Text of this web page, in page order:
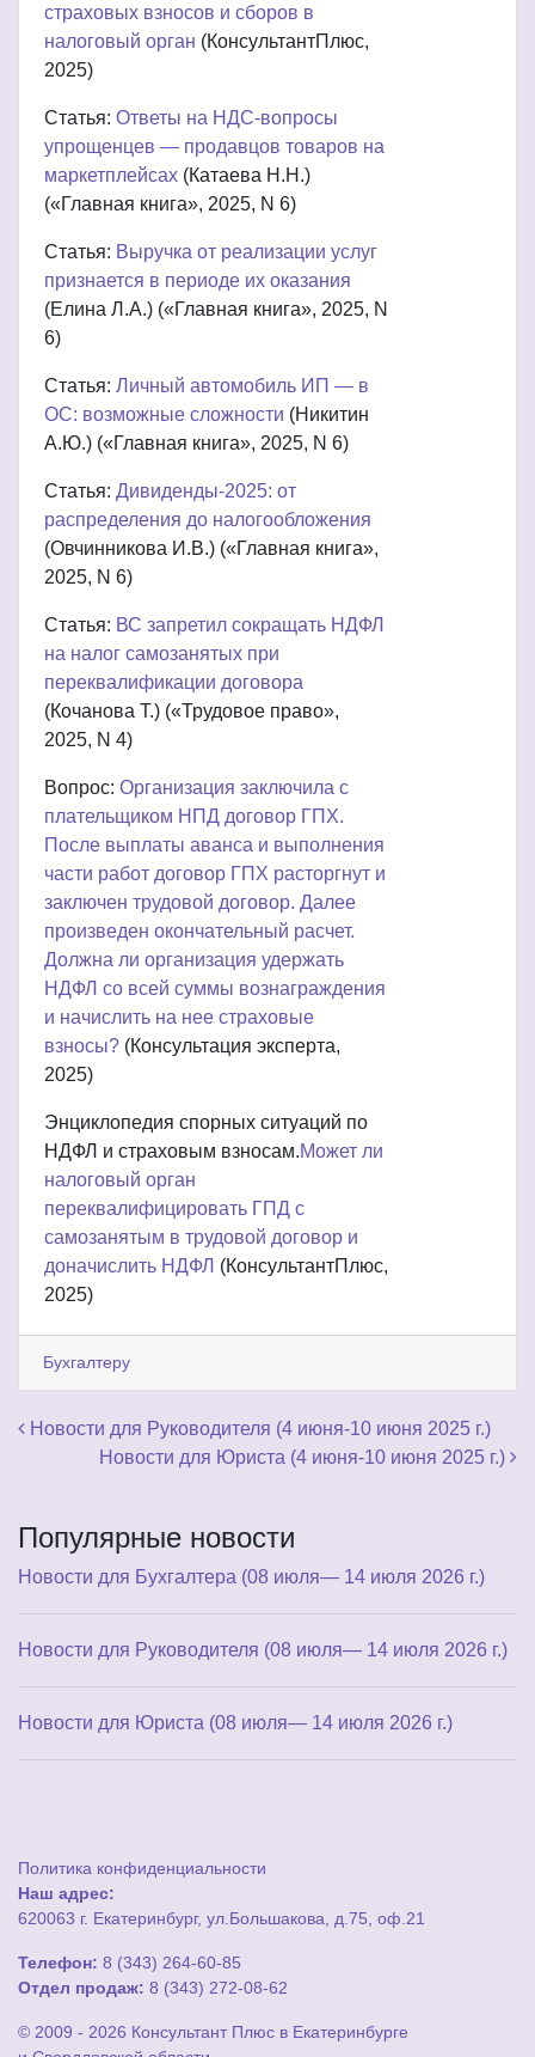
страховых взносов и сборов в
налоговый орган (КонсультантПлюс,
2025)
Статья: Ответы на НДС-вопросы
упрощенцев — продавцов товаров на
маркетплейсах (Катаева Н.Н.)
(«Главная книга», 2025, N 6)
Статья: Выручка от реализации услуг
признается в периоде их оказания
(Елина Л.А.) («Главная книга», 2025, N
6)
Статья: Личный автомобиль ИП — в
ОС: возможные сложности (Никитин
А.Ю.) («Главная книга», 2025, N 6)
Статья: Дивиденды-2025: от
распределения до налогообложения
(Овчинникова И.В.) («Главная книга»,
2025, N 6)
Статья: ВС запретил сокращать НДФЛ
на налог самозанятых при
переквалификации договора
(Кочанова Т.) («Трудовое право»,
2025, N 4)
Вопрос: Организация заключила с
плательщиком НПД договор ГПХ.
После выплаты аванса и выполнения
части работ договор ГПХ расторгнут и
заключен трудовой договор. Далее
произведен окончательный расчет.
Должна ли организация удержать
НДФЛ со всей суммы вознаграждения
и начислить на нее страховые
взносы? (Консультация эксперта,
2025)
Энциклопедия спорных ситуаций по
НДФЛ и страховым взносам.Может ли
налоговый орган
переквалифицировать ГПД с
самозанятым в трудовой договор и
доначислить НДФЛ (КонсультантПлюс,
2025)
Бухгалтеру
Навигация по записям
Новости для Руководителя (4 июня-10 июня 2025 г.)
Новости для Юриста (4 июня-10 июня 2025 г.)
Популярные новости
Новости для Бухгалтера (08 июля— 14 июля 2026 г.)
Новости для Руководителя (08 июля— 14 июля 2026 г.)
Новости для Юриста (08 июля— 14 июля 2026 г.)
Политика конфиденциальности
Наш адрес:
620063 г. Екатеринбург, ул.Большакова, д.75, оф.21
Телефон: 8 (343) 264-60-85
Отдел продаж: 8 (343) 272-08-62
© 2009 - 2026 Консультант Плюс в Екатеринбурге